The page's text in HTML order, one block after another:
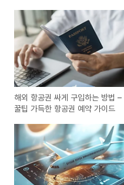
해외 항공권 싸게 구입하는 방법 –
꿀팁 가득한 항공권 예약 가이드